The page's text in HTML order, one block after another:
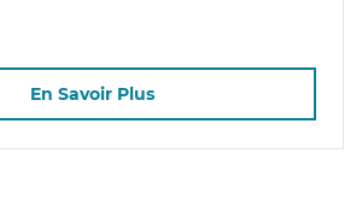
En Savoir Plus